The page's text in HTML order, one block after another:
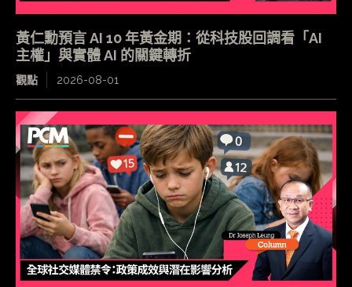
黃仁勳預言 AI 10 年黃金期：從科技股回調看「AI
主權」與實體 AI 的關鍵轉折
觀點 2026-08-01